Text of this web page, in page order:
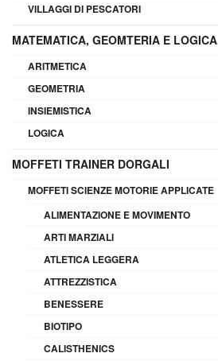
VILLAGGI DI PESCATORI
MATEMATICA, GEOMTERIA E LOGICA
ARITMETICA
GEOMETRIA
INSIEMISTICA
LOGICA
MOFFETI TRAINER DORGALI
MOFFETI SCIENZE MOTORIE APPLICATE
ALIMENTAZIONE E MOVIMENTO
ARTI MARZIALI
ATLETICA LEGGERA
ATTREZZISTICA
BENESSERE
BIOTIPO
CALISTHENICS